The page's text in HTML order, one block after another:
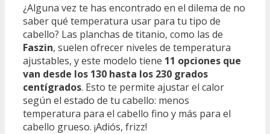
¿Alguna vez te has encontrado en el dilema de no
saber qué temperatura usar para tu tipo de
cabello? Las planchas de titanio, como las de
Faszin, suelen ofrecer niveles de temperatura
ajustables, y este modelo tiene 11 opciones que
van desde los 130 hasta los 230 grados
centígrados. Esto te permite ajustar el calor
según el estado de tu cabello: menos
temperatura para el cabello fino y más para el
cabello grueso. ¡Adiós, frizz!